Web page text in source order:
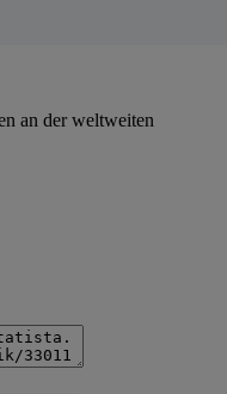
an der weltweiten